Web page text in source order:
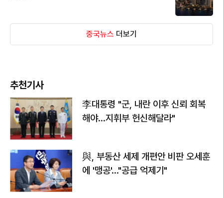
중국뉴스 더보기
추천기사
李대통령 "군, 내란 이후 신뢰 회복
해야…지휘부 헌신해달라"
與, 부동산 세제 개편안 비판 오세훈
에 '맹공'…"공급 억제기"